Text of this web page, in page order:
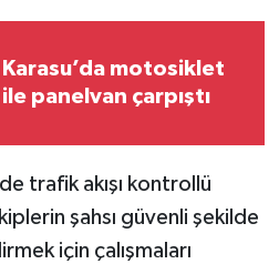
Karasu’da motosiklet
ile panelvan çarpıştı
trafik akışı kontrollü
şahsı güvenli şekilde
için çalışmaları